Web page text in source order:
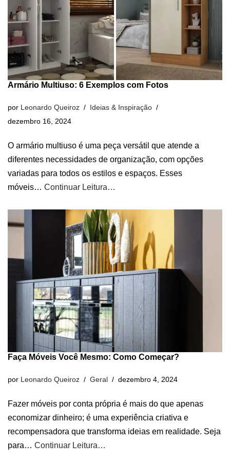
Armário Multiuso: 6 Exemplos com Fotos
por Leonardo Queiroz
Ideias & Inspiração
dezembro 16, 2024
O armário multiuso é uma peça versátil que atende a
diferentes necessidades de organização, com opções
variadas para todos os estilos e espaços. Esses
móveis… Continuar Leitura…
Faça Móveis Você Mesmo: Como Começar?
por Leonardo Queiroz Geral dezembro 4, 2024
Fazer móveis por conta própria é mais do que apenas
economizar dinheiro; é uma experiência criativa e
recompensadora que transforma ideias em realidade. Seja
para… Continuar Leitura…